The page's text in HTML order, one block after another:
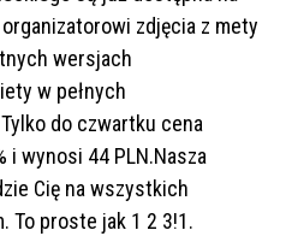
zdjęcia z mety
wersjach
w pełnych
do czwartku cena
i wynosi 44 PLN.Nasza
Cię na wszystkich
To proste jak 1 2 3!1.